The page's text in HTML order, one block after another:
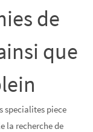
de
que
specialites piece
la recherche de